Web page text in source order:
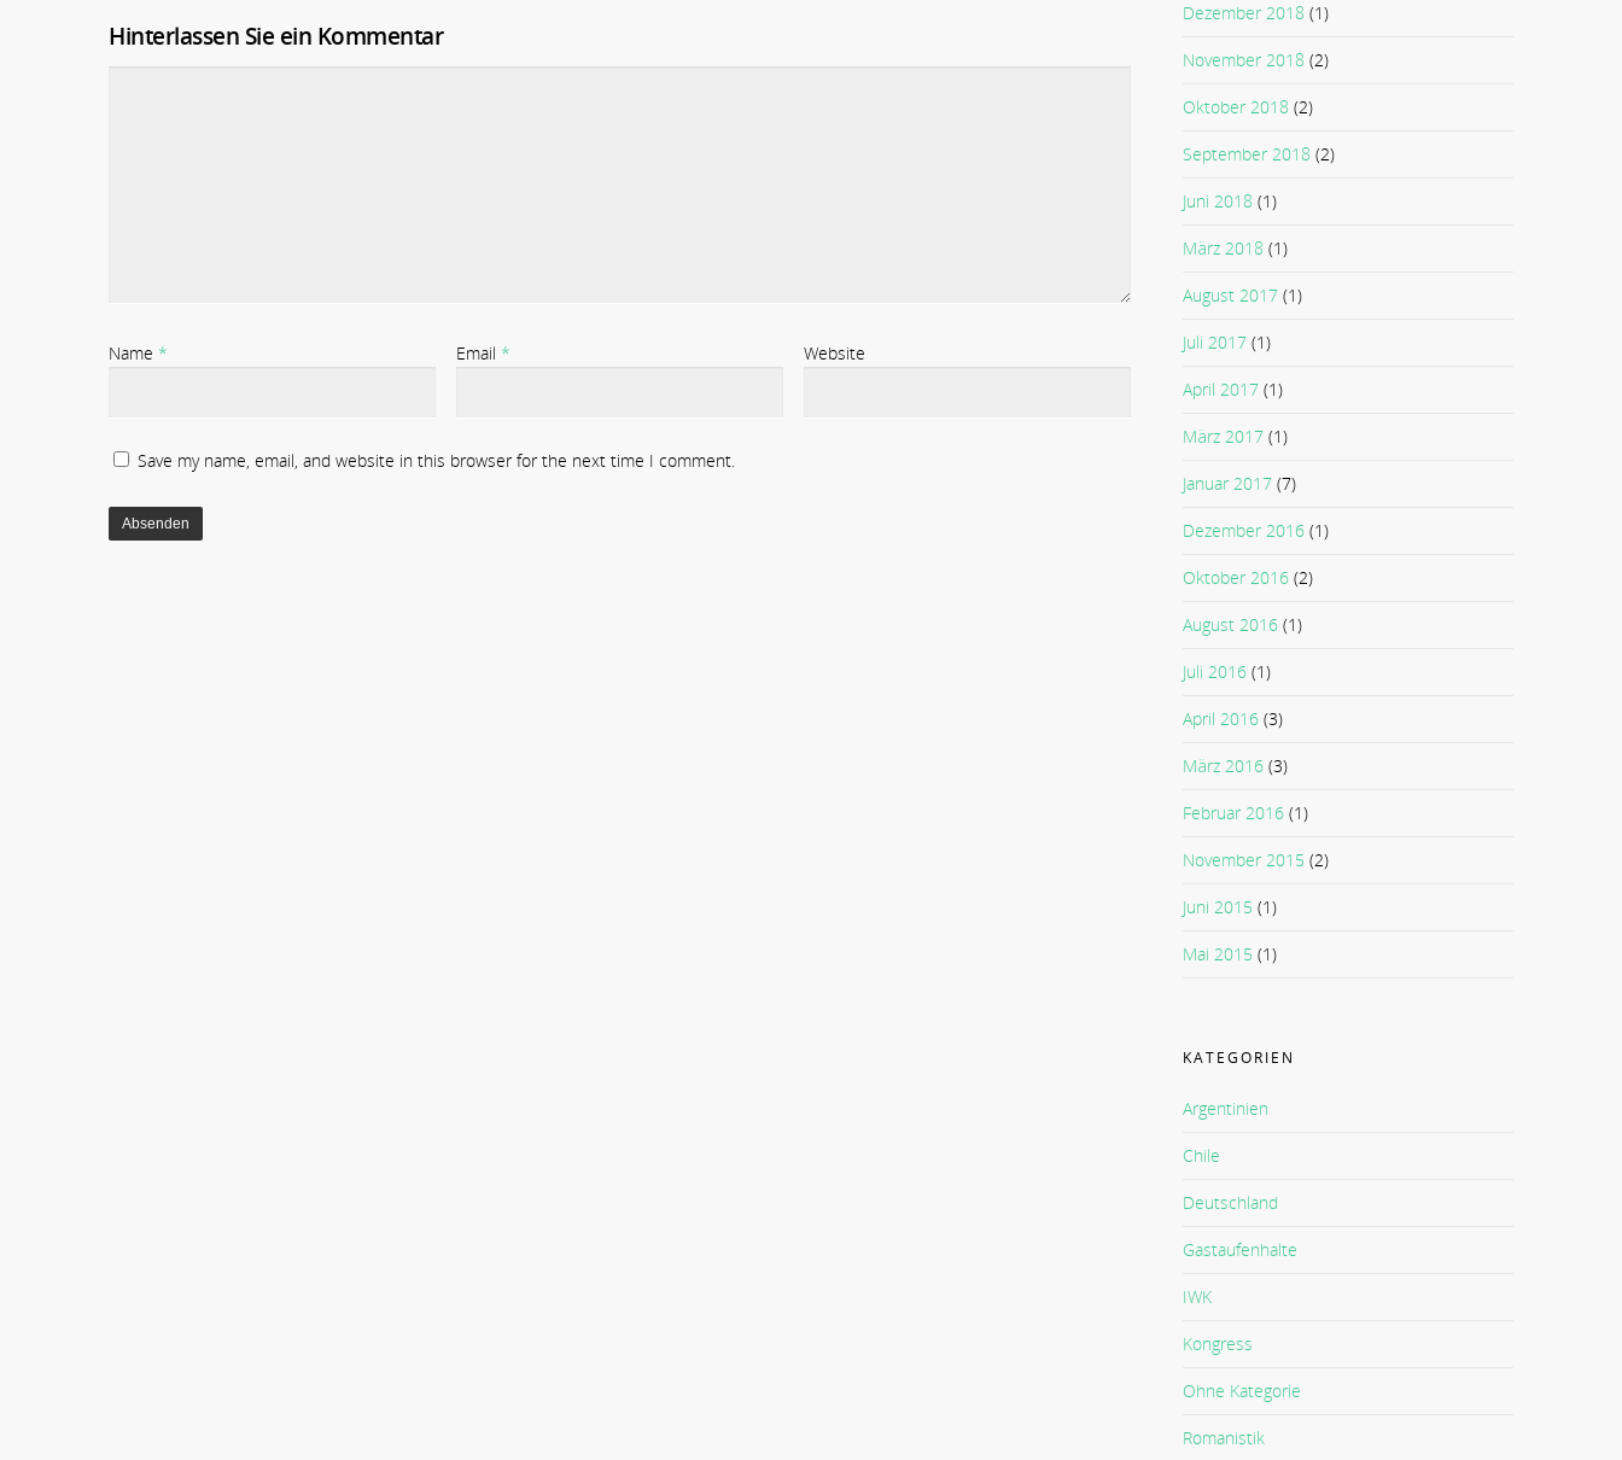
Hinterlassen Sie ein Kommentar
Name * Email * Website
Save my name, email, and website in this browser for the next time I comment.
Dezember 2018 (1)
November 2018 (2)
Oktober 2018 (2)
September 2018 (2)
Juni 2018 (1)
März 2018 (1)
August 2017 (1)
Juli 2017 (1)
April 2017 (1)
März 2017 (1)
Januar 2017 (7)
Dezember 2016 (1)
Oktober 2016 (2)
August 2016 (1)
Juli 2016 (1)
April 2016 (3)
März 2016 (3)
Februar 2016 (1)
November 2015 (2)
Juni 2015 (1)
Mai 2015 (1)
KATEGORIEN
Argentinien
Chile
Deutschland
Gastaufenhalte
IWK
Kongress
Ohne Kategorie
Romanistik